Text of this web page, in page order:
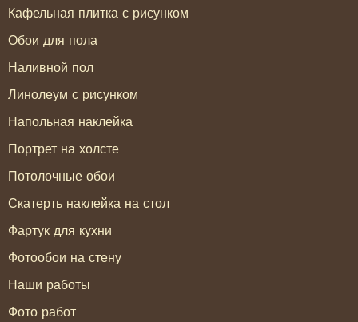
Кафельная плитка с рисунком
Обои для пола
Наливной пол
Линолеум с рисунком
Напольная наклейка
Портрет на холсте
Потолочные обои
Скатерть наклейка на стол
Фартук для кухни
Фотообои на стену
Наши работы
Фото работ